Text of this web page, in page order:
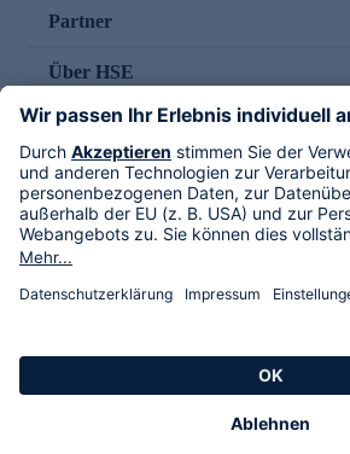
Partner
Über HSE
Im TV
HSE International